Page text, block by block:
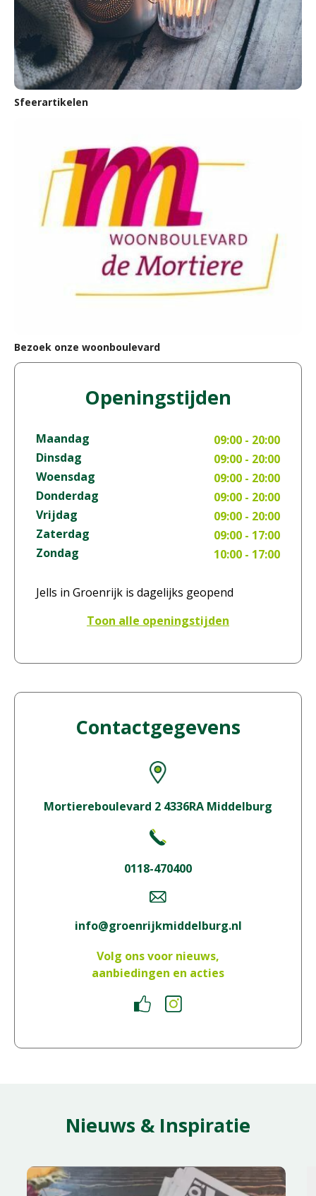
Sfeerartikelen
Bezoek onze woonboulevard
Openingstijden
Maandag
09:00 - 20:00
Dinsdag
09:00 - 20:00
Woensdag
09:00 - 20:00
Donderdag
09:00 - 20:00
Vrijdag
09:00 - 20:00
Zaterdag
09:00 - 17:00
Zondag
10:00 - 17:00
Jells in Groenrijk is dagelijks geopend
Toon alle openingstijden
Contactgegevens
Mortiereboulevard 2 4336RA Middelburg
0118-470400
info@groenrijkmiddelburg.nl
Volg ons voor nieuws,
aanbiedingen en acties
Nieuws & Inspiratie